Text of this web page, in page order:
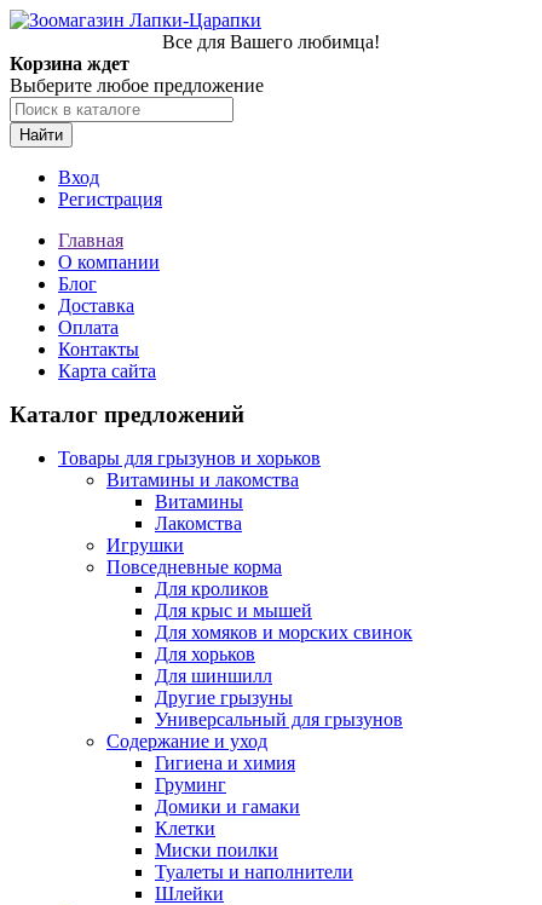
Все для Вашего любимца!
Корзина ждет
Выберите любое предложение
Найти
Вход
Регистрация
Главная
О компании
Блог
Доставка
Оплата
Контакты
Карта сайта
Каталог предложений
Товары для грызунов и хорьков
Витамины и лакомства
Витамины
Лакомства
Игрушки
Повседневные корма
Для кроликов
Для крыс и мышей
Для хомяков и морских свинок
Для хорьков
Для шиншилл
Другие грызуны
Универсальный для грызунов
Содержание и уход
Гигиена и химия
Груминг
Домики и гамаки
Клетки
Миски поилки
Туалеты и наполнители
Шлейки